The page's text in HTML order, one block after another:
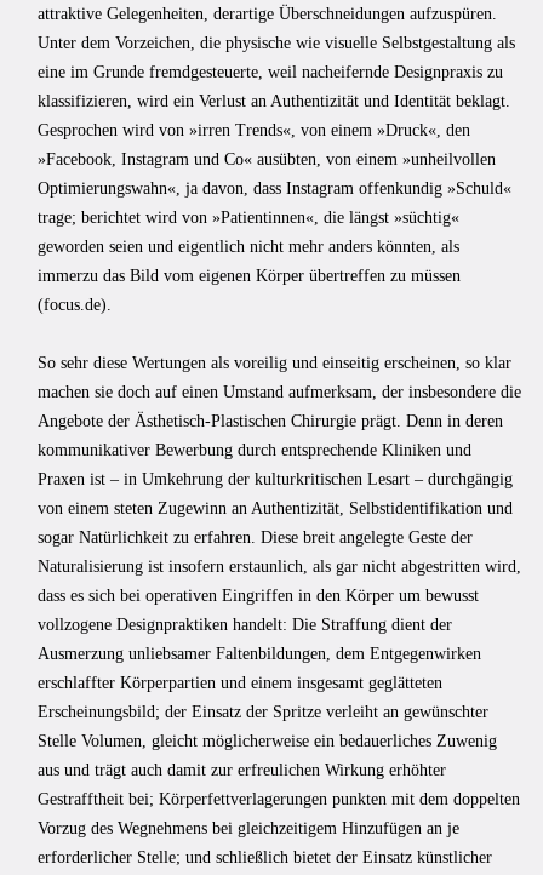
attraktive Gelegenheiten, derartige Überschneidungen aufzuspüren.
Unter dem Vorzeichen, die physische wie visuelle Selbstgestaltung als
eine im Grunde fremdgesteuerte, weil nacheifernde Designpraxis zu
klassifizieren, wird ein Verlust an Authentizität und Identität beklagt.
Gesprochen wird von »irren Trends«, von einem »Druck«, den
»Facebook, Instagram und Co« ausübten, von einem »unheilvollen
Optimierungswahn«, ja davon, dass Instagram offenkundig »Schuld«
trage; berichtet wird von »Patientinnen«, die längst »süchtig«
geworden seien und eigentlich nicht mehr anders könnten, als
immerzu das Bild vom eigenen Körper übertreffen zu müssen
(focus.de).
So sehr diese Wertungen als voreilig und einseitig erscheinen, so klar
machen sie doch auf einen Umstand aufmerksam, der insbesondere die
Angebote der Ästhetisch-Plastischen Chirurgie prägt. Denn in deren
kommunikativer Bewerbung durch entsprechende Kliniken und
Praxen ist – in Umkehrung der kulturkritischen Lesart – durchgängig
von einem steten Zugewinn an Authentizität, Selbstidentifikation und
sogar Natürlichkeit zu erfahren. Diese breit angelegte Geste der
Naturalisierung ist insofern erstaunlich, als gar nicht abgestritten wird,
dass es sich bei operativen Eingriffen in den Körper um bewusst
vollzogene Designpraktiken handelt: Die Straffung dient der
Ausmerzung unliebsamer Faltenbildungen, dem Entgegenwirken
erschlaffter Körperpartien und einem insgesamt geglätteten
Erscheinungsbild; der Einsatz der Spritze verleiht an gewünschter
Stelle Volumen, gleicht möglicherweise ein bedauerliches Zuwenig
aus und trägt auch damit zur erfreulichen Wirkung erhöhter
Gestrafftheit bei; Körperfettverlagerungen punkten mit dem doppelten
Vorzug des Wegnehmens bei gleichzeitigem Hinzufügen an je
erforderlicher Stelle; und schließlich bietet der Einsatz künstlicher